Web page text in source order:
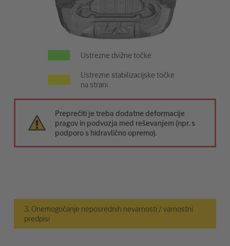
Ustrezne dvižne točke
Ustrezne stabilizacijske točke
na strani
Preprečiti je treba dodatne deformacije
pragov in podvozja med reševanjem (npr. s
podporo s hidravlično opremo).
3. Onemogočanje neposrednih nevarnosti / varnostni
predpisi